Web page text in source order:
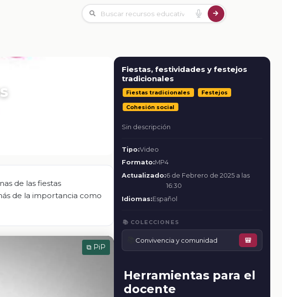
de las fiestas
de la importancia como
⧉ PiP
Fiestas, festividades y festejos
tradicionales
Fiestas tradicionales Festejos
Cohesión social
Sin descripción
Tipo:Video
Formato:MP4
Actualizado:6 de Febrero de 2025 a las
16:30
Idiomas:Español
📚 COLECCIONES
Convivencia y comunidad 🎒
Herramientas para el
docente